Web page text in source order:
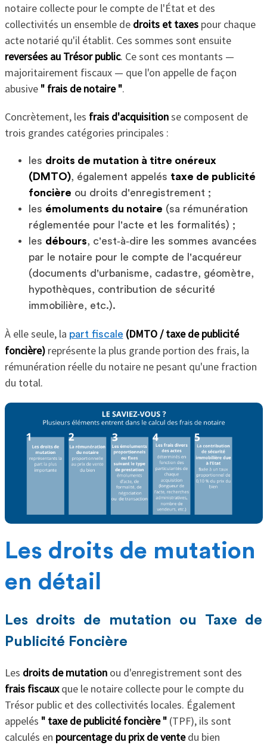
notaire collecte pour le compte de l'État et des
collectivités un ensemble de droits et taxespour chaque
acte notarié qu'il établit. Ces sommes sont ensuite
reversées au Trésor public. Ce sont ces montants —
majoritairement fiscaux — que l'on appelle de façon
abusive " frais de notaire ".
Concrètement, les frais d'acquisitionse composent de
trois grandes catégories principales :
les droits de mutation à titre onéreux
(DMTO), également appelés taxe de publicité
foncière ou droits d'enregistrement ;
les émoluments du notaire (sa rémunération
réglementée pour l'acte et les formalités) ;
les débours, c'est‑à‑dire les sommes avancées
par le notaire pour le compte de l'acquéreur
(documents d'urbanisme, cadastre, géomètre,
hypothèques, contribution de sécurité
immobilière, etc.).
À elle seule, la part fiscale (DMTO / taxe de publicité
foncière)représente la plus grande portion des frais, la
rémunération réelle du notaire ne pesant qu'une fraction
du total.
Les droits de mutation
en détail
Les droits de mutation ou Taxe de
Publicité Foncière
Les droits de mutationou d'enregistrement sont des
frais fiscauxque le notaire collecte pour le compte du
Trésor public et des collectivités locales. Également
appelés " taxe de publicité foncière "(TPF), ils sont
calculés en pourcentage du prix de ventedu bien